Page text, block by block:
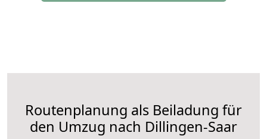
Routenplanung als Beiladung für
den Umzug nach Dillingen-Saar